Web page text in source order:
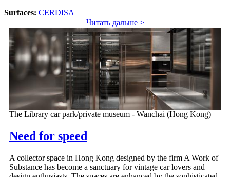
Surfaces: CERDISA
Читать дальше >
The Library car park/private museum - Wanchai (Hong Kong)
Need for speed
A collector space in Hong Kong designed by the firm A Work of
Substance has become a sanctuary for vintage car lovers and